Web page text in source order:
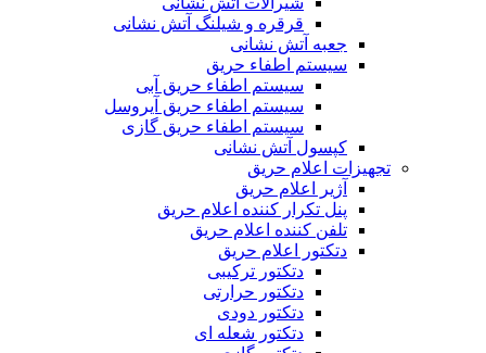
قرقره و شیلنگ آتش نشانی
جعبه آتش نشانی
سیستم اطفاء حریق
سیستم اطفاء حریق آبی
سیستم اطفاء حریق آیروسل
سیستم اطفاء حریق گازی
کپسول آتش نشانی
تجهیزات اعلام حریق
آژیر اعلام حریق
پنل تکرار کننده اعلام حریق
تلفن کننده اعلام حریق
دتکتور اعلام حریق
دتکتور ترکیبی
دتکتور حرارتی
دتکتور دودی
دتکتور شعله ای